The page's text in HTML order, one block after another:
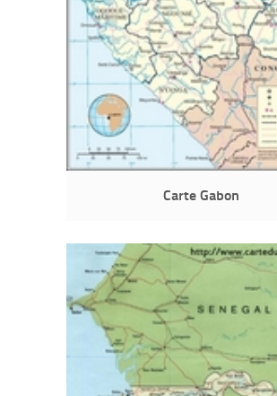
Carte Gabon